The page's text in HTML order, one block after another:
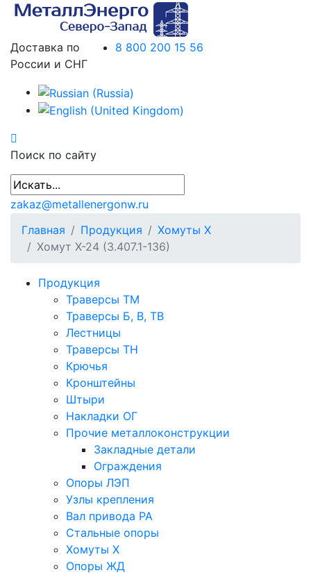
Доставка по
России и СНГ
8 800 200 15 56
Поиск по сайту
zakaz@metallenergonw.ru
Главная
Продукция
Хомуты Х
Хомут Х-24 (3.407.1-136)
Продукция
Траверсы ТМ
Траверсы Б, В, ТВ
Лестницы
Траверсы ТН
Крючья
Кронштейны
Штыри
Накладки ОГ
Прочие металлоконструкции
Закладные детали
Ограждения
Опоры ЛЭП
Узлы крепления
Вал привода РА
Стальные опоры
Хомуты Х
Опоры ЖД